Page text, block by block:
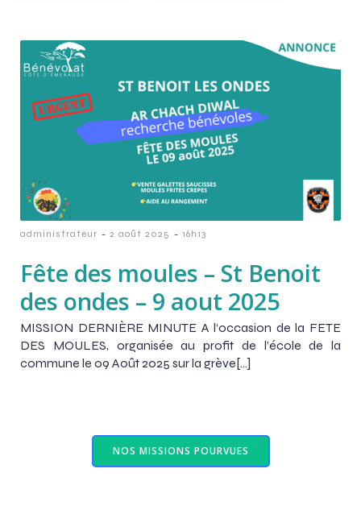
administrateur - 2 août 2025 - 16h13
Fête des moules – St Benoit
des ondes – 9 aout 2025
MISSION DERNIÈRE MINUTE A l‘occasion de la FETE
DES MOULES, organisée au profit de l’école de la
commune le 09 Août 2025 sur la grève[…]
NOS MISSIONS POURVUES